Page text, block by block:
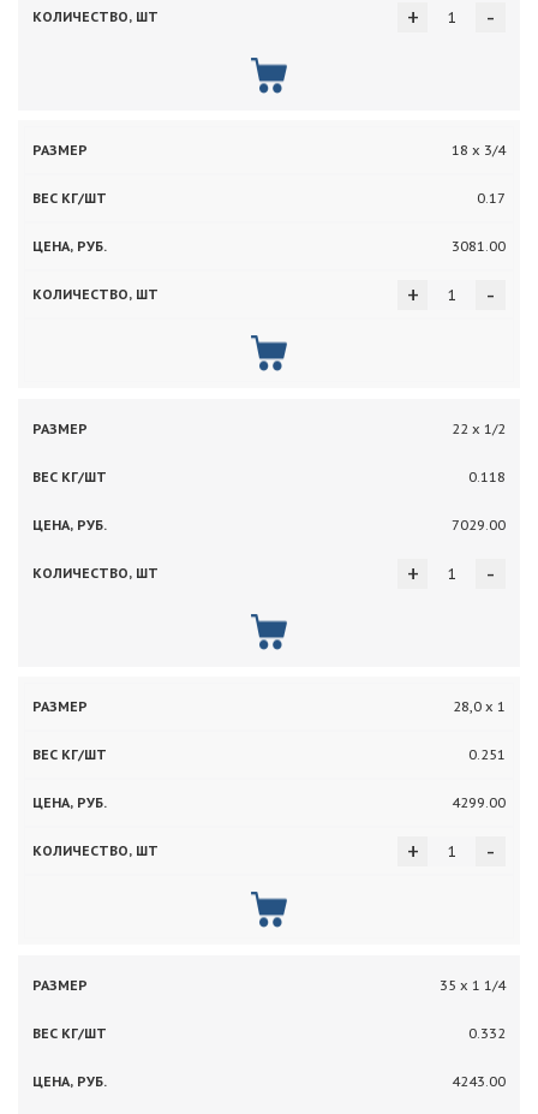
-
+
18 х 3/4
0.17
3081.00
-
+
22 х 1/2
0.118
7029.00
-
+
28,0 х 1
0.251
4299.00
-
+
35 х 1 1/4
0.332
4243.00